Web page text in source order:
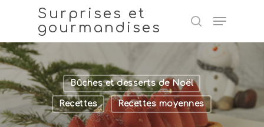
Hit enter to search or ESC to close
Surprises et
gourmandises
Bûches et desserts de Noël
Recettes Recettes moyennes